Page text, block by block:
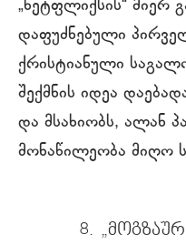
„ნეტფლიქსის“ მიერ
დაფუძნებული
ქრისტიანული
შექმნის იდეა
და მსახიობს, ალან
მონაწილეობა მიღო
8.